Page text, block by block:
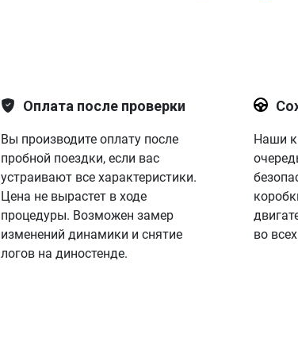
Оплата после проверки
Вы производите оплату после
пробной поездки, если вас
устраивают все характеристики.
Цена не вырастет в ходе
процедуры. Возможен замер
изменений динамики и снятие
логов на диностенде.
Наши
во